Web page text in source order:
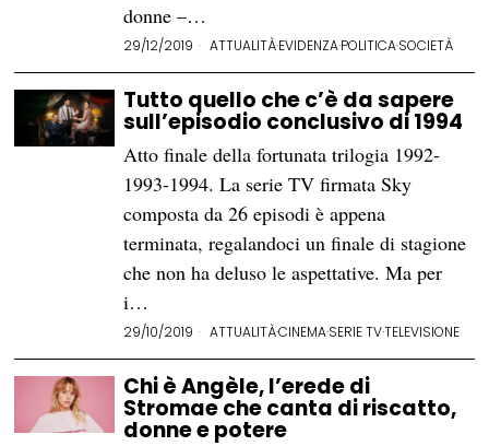
donne –…
29/12/2019 ATTUALITÀ·EVIDENZA·POLITICA·SOCIETÀ
Tutto quello che c’è da sapere
sull’episodio conclusivo di 1994
Atto finale della fortunata trilogia 1992-
1993-1994. La serie TV firmata Sky
composta da 26 episodi è appena
terminata, regalandoci un finale di stagione
che non ha deluso le aspettative. Ma per
i…
29/10/2019 ATTUALITÀ·CINEMA·SERIE TV·TELEVISIONE
Chi è Angèle, l’erede di
Stromae che canta di riscatto,
donne e potere